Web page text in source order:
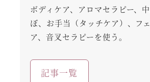
ボディケア、アロマセラピー、
ぼ、お手当（タッチケア）、フ
ア、音叉セラピーを使う。
記事一覧